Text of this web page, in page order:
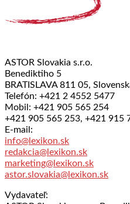
ASTOR Slovakia s.r.o.
Benediktiho 5
BRATISLAVA 811 05,
Telefón: +421 2 4552 5477
Mobil: +421 905 565 254
+421 905 565 253, +421 915
E-mail:
info@lexikon.sk
redakcia@lexikon.sk
marketing@lexikon.sk
astor.slovakia@lexikon.sk
Vydavateľ: